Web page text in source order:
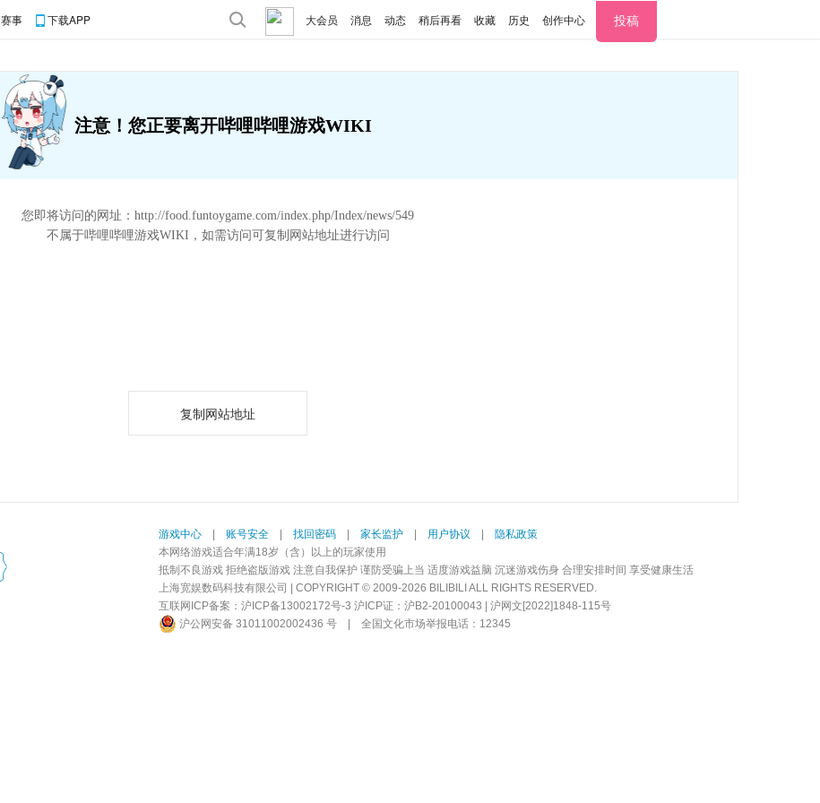
赛事 下载APP 大会员 消息 动态 稍后再看 收藏 历史 创作中心 投稿
注意！您正要离开哔哩哔哩游戏WIKI
您即将访问的网址： http://food.funtoygame.com/index.php/Index/news/549
不属于哔哩哔哩游戏WIKI，如需访问可复制网站地址进行访问
复制网站地址
游戏中心 账号安全 找回密码 家长监护 用户协议
隐私政策
本网络游戏适合年满18岁（含）以上的玩家使用
抵制不良游戏 拒绝盗版游戏 注意自我保护 谨防受骗上当 适度游戏益脑 沉迷游戏伤身 合理安排时间 享受健康生活
上海宽娱数码科技有限公司 | COPYRIGHT © 2009-2026 BILIBILI ALL RIGHTS RESERVED.
互联网ICP备案： 沪ICP备13002172号-3 沪ICP证：沪B2-20100043 | 沪网文[2022]1848-115号
沪公网安备 31011002002436 号
全国文化市场举报电话：12345